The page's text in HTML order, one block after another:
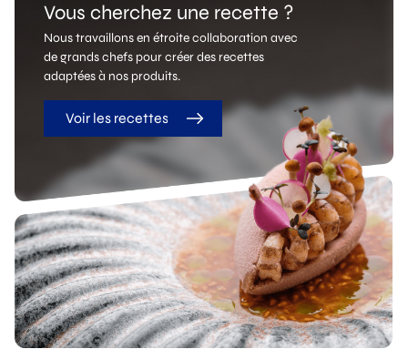
Vous cherchez une recette ?
Nous travaillons en étroite collaboration avec
de grands chefs pour créer des recettes
adaptées à nos produits.
Voir les recettes